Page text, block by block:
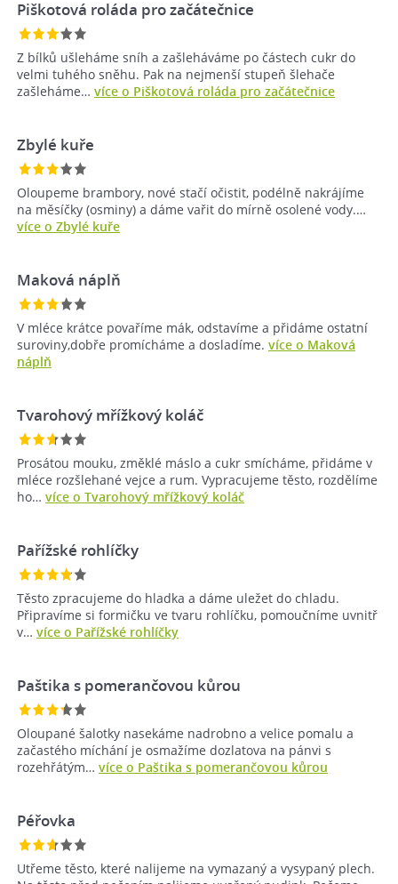
Piškotová roláda pro začátečnice
Z bílků ušleháme sníh a zašleháváme po částech cukr do
velmi tuhého sněhu. Pak na nejmenší stupeň šlehače
zašleháme… více o Piškotová roláda pro začátečnice
Zbylé kuře
Oloupeme brambory, nové stačí očistit, podélně nakrájíme
na měsíčky (osminy) a dáme vařit do mírně osolené vody.…
více o Zbylé kuře
Maková náplň
V mléce krátce povaříme mák, odstavíme a přidáme ostatní
suroviny,dobře promícháme a dosladíme. více o Maková
náplň
Tvarohový mřížkový koláč
Prosátou mouku, změklé máslo a cukr smícháme, přidáme v
mléce rozšlehané vejce a rum. Vypracujeme těsto, rozdělíme
ho… více o Tvarohový mřížkový koláč
Pařížské rohlíčky
Těsto zpracujeme do hladka a dáme uležet do chladu.
Připravíme si formičku ve tvaru rohlíčku, pomoučníme uvnitř
v… více o Pařížské rohlíčky
Paštika s pomerančovou kůrou
Oloupané šalotky nasekáme nadrobno a velice pomalu a
začastého míchání je osmažíme dozlatova na pánvi s
rozehřátým… více o Paštika s pomerančovou kůrou
Péřovka
Utřeme těsto, které nalijeme na vymazaný a vysypaný plech.